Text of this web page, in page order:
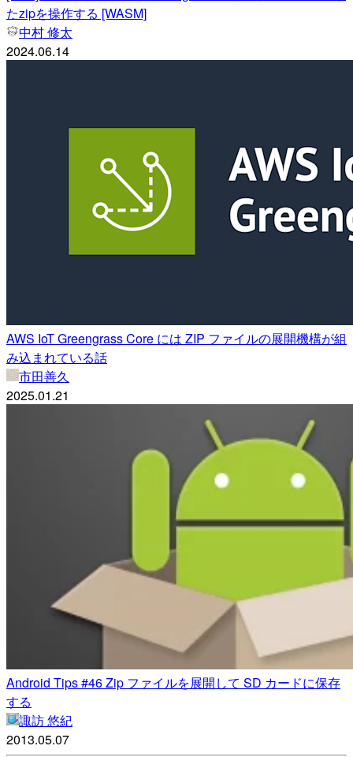
たzipを操作する [WASM]
中村 修太
2024.06.14
AWS IoT Greengrass Core には ZIP ファイルの展開機構が組
み込まれている話
市田善久
2025.01.21
Android Tips #46 Zip ファイルを展開して SD カードに保存
する
諏訪 悠紀
2013.05.07